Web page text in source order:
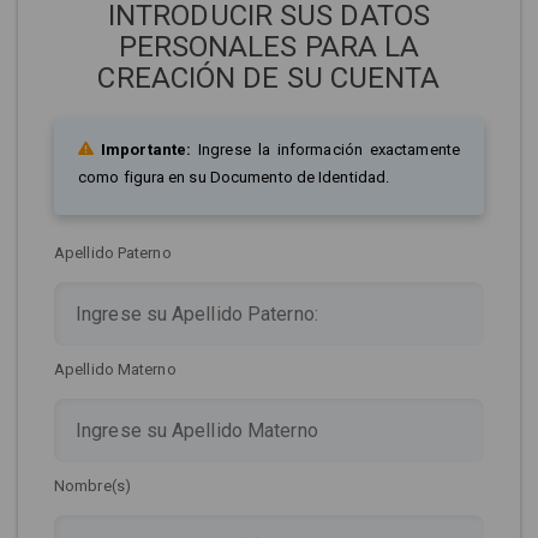
INTRODUCIR SUS DATOS
PERSONALES PARA LA
CREACIÓN DE SU CUENTA
Importante: Ingrese la información exactamente
como figura en su Documento de Identidad.
Apellido Paterno
Apellido Materno
Nombre(s)